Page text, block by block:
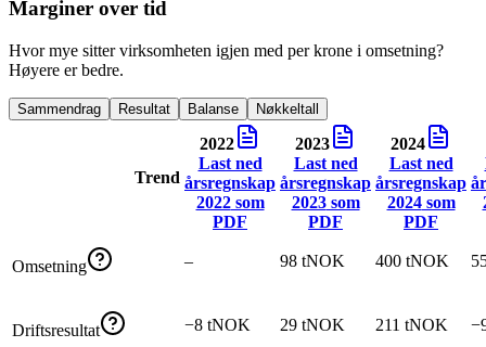
Marginer over tid
Hvor mye sitter virksomheten igjen med per krone i omsetning?
Høyere er bedre.
Sammendrag Resultat Balanse Nøkkeltall
Trend
2022
Last ned
årsregnskap
2022som
PDF
2023
Last ned
årsregnskap
2023som
PDF
2024
Last ned
årsregnskap
2024som
PDF
Omsetning – 98 tNOK 400 tNOK
Driftsresultat −8 tNOK 29 tNOK 211 tNOK